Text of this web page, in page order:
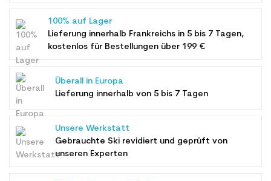
100% auf Lager
Lieferung innerhalb Frankreichs in 5 bis 7 Tagen,
kostenlos für Bestellungen über 199 €
Überall in Europa
Lieferung innerhalb von 5 bis 7 Tagen
Unsere Werkstatt
Gebrauchte Ski revidiert und geprüft von
unseren Experten